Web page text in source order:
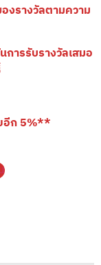
งรางวัลตามความ
ารรับรางวัลเสมอ
อีก 5%**